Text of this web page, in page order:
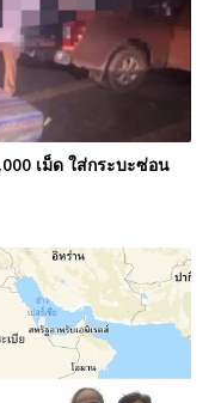
เม็ด ใส่กระบะซ่อน